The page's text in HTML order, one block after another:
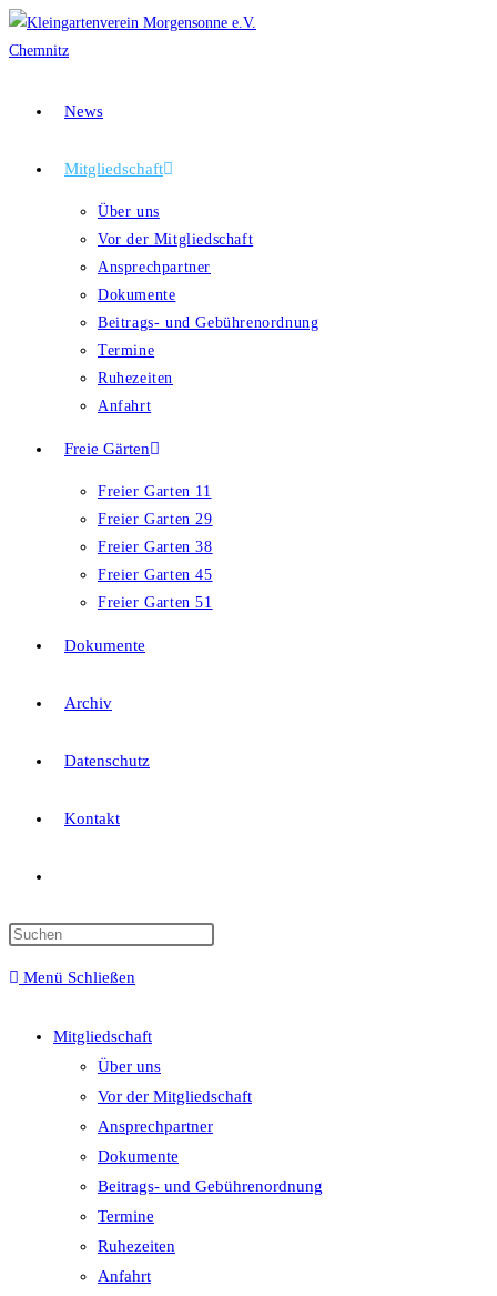
News
Mitgliedschaft
Über uns
Vor der Mitgliedschaft
Ansprechpartner
Dokumente
Beitrags- und Gebührenordnung
Termine
Ruhezeiten
Anfahrt
Freie Gärten
Freier Garten 11
Freier Garten 29
Freier Garten 38
Freier Garten 45
Freier Garten 51
Dokumente
Archiv
Datenschutz
Kontakt
Menü Schließen
Mitgliedschaft
Über uns
Vor der Mitgliedschaft
Ansprechpartner
Dokumente
Beitrags- und Gebührenordnung
Termine
Ruhezeiten
Anfahrt